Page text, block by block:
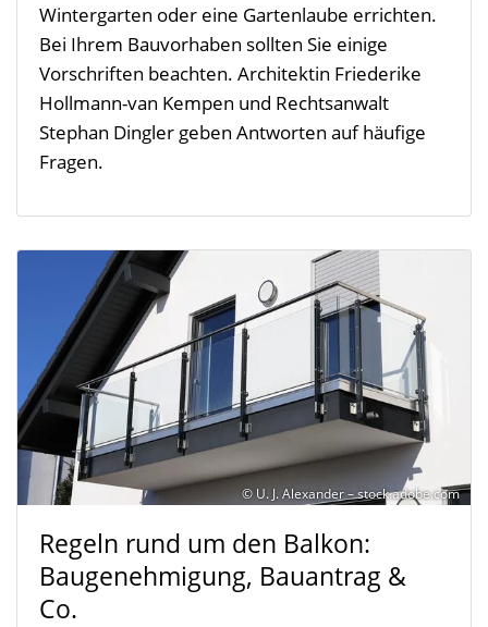
Wintergarten oder eine Gartenlaube errichten.
Bei Ihrem Bauvorhaben sollten Sie einige
Vorschriften beachten. Architektin Friederike
Hollmann-van Kempen und Rechtsanwalt
Stephan Dingler geben Antworten auf häufige
Fragen.
© U. J. Alexander – stock.adobe.com
Regeln rund um den Balkon:
Baugenehmigung, Bauantrag &
Co.